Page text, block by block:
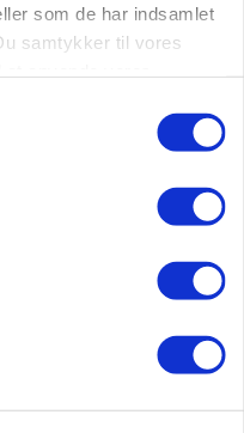
som de har indsamlet
samtykker til vores
F5-renten ned